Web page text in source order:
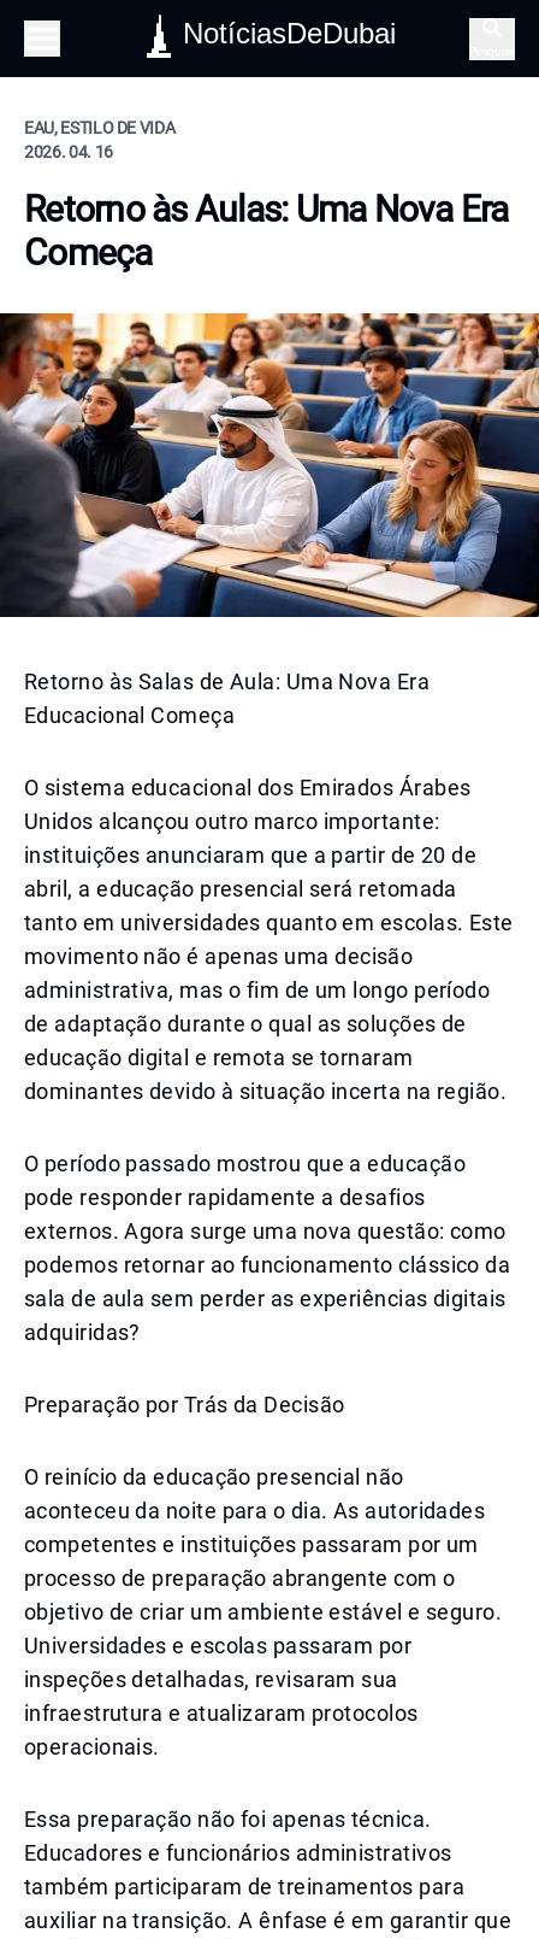
NotíciasDeDubai
EAU, ESTILO DE VIDA
2026. 04. 16
Retorno às Aulas: Uma Nova Era
Começa
Retorno às Salas de Aula: Uma Nova Era
Educacional Começa
O sistema educacional dos Emirados Árabes
Unidos alcançou outro marco importante:
instituições anunciaram que a partir de 20 de
abril, a educação presencial será retomada
tanto em universidades quanto em escolas. Este
movimento não é apenas uma decisão
administrativa, mas o fim de um longo período
de adaptação durante o qual as soluções de
educação digital e remota se tornaram
dominantes devido à situação incerta na região.
O período passado mostrou que a educação
pode responder rapidamente a desafios
externos. Agora surge uma nova questão: como
podemos retornar ao funcionamento clássico da
sala de aula sem perder as experiências digitais
adquiridas?
Preparação por Trás da Decisão
O reinício da educação presencial não
aconteceu da noite para o dia. As autoridades
competentes e instituições passaram por um
processo de preparação abrangente com o
objetivo de criar um ambiente estável e seguro.
Universidades e escolas passaram por
inspeções detalhadas, revisaram sua
infraestrutura e atualizaram protocolos
operacionais.
Essa preparação não foi apenas técnica.
Educadores e funcionários administrativos
também participaram de treinamentos para
auxiliar na transição. A ênfase é em garantir que